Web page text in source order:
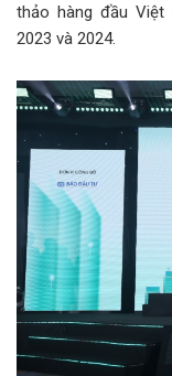
thảo hàng đầu Việt
2023 và 2024.